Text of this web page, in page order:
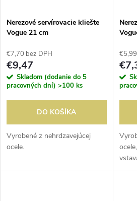
Nerezové servírovacie kliešte
Vogue 21 cm
€7,70 bez DPH
€9,47
Skladom (dodanie do 5
pracovných dní) >100 ks
DO KOŠÍKA
Vyrobené z nehrdzavejúcej
ocele.